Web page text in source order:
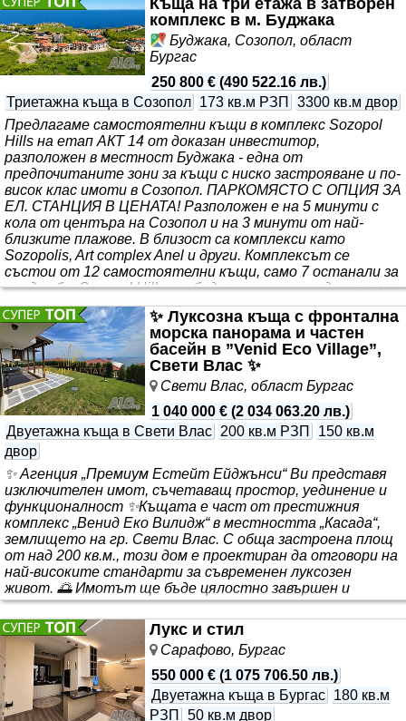
Къща на три етажа в затворен
комплекс в м. Буджака
Буджака, Созопол, област
Бургас
250 800 € (490 522.16 лв.)
Триетажна къща в Созопол 173 кв.м РЗП
3300 кв.м двор
Предлагаме самостоятелни къщи в комплекс Sozopol
Hills на етап АКТ 14 от доказан инвеститор,
разположен в местност Буджака - една от
предпочитаните зони за къщи с ниско застрояване и по-
висок клас имоти в Созопол. ПАРКОМЯСТО С ОПЦИЯ ЗА
ЕЛ. СТАНЦИЯ В ЦЕНАТА! Разположен е на 5 минути с
кола от центъра на Созопол и на 3 минути от най-
близките плажове. В близост са комплекси като
Sozopolis, Art complex Anel и други. Комплексът се
състои от 12 самостоятелни къщи, само 7 останали за
продажба. Sozopol Hills ще бъдe с контрол на достъпа,
общ басейн и озеленени общи части. В комплекса има д..
✨ Луксозна къща с фронтална
морска панорама и частен
басейн в ”Venid Eco Village”,
Свети Влас ✨
Свети Влас, област Бургас
1 040 000 € (2 034 063.20 лв.)
Двуетажна къща в Свети Влас 200 кв.м РЗП
150 кв.м
двор
✨ Агенция „Премиум Естейт Ейджънси“ Ви представя
изключителен имот, съчетаващ простор, уединение и
функционалност ✨Къщата е част от престижния
комплекс „Венид Еко Вилидж“ в местността „Касада“,
землището на гр. Свети Влас. С обща застроена площ
от над 200 кв.м., този дом е проектиран да отговори на
най-високите стандарти за съвременен луксозен
живот. 🌅 Имотът ще бъде цялостно завършен и
луксозно обзаведен (до средата на м. Август, като
допълнително могат да бъдат намесени и вашите
изисквания и предпочитания в процеса на завършване).
Той съчетава по уникален начин чистия планински
възду..
Лукс и стил
Сарафово, Бургас
550 000 € (1 075 706.50 лв.)
Двуетажна къща в Бургас 180 кв.м
РЗП
50 кв.м двор